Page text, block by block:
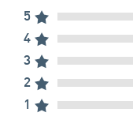
5
4
3
2
1